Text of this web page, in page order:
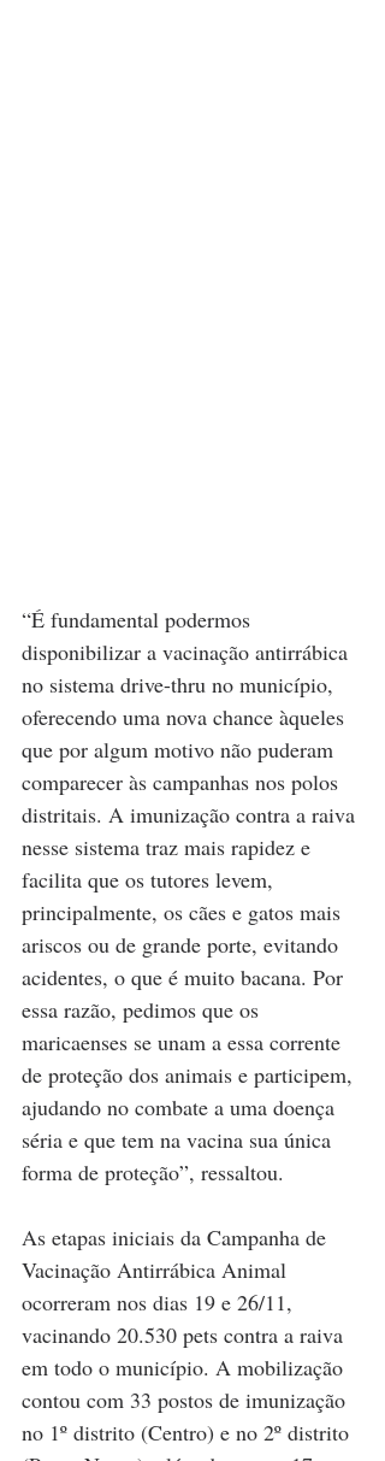
“É fundamental podermos
disponibilizar a vacinação antirrábica
no sistema drive-thru no município,
oferecendo uma nova chance àqueles
que por algum motivo não puderam
comparecer às campanhas nos polos
distritais. A imunização contra a raiva
nesse sistema traz mais rapidez e
facilita que os tutores levem,
principalmente, os cães e gatos mais
ariscos ou de grande porte, evitando
acidentes, o que é muito bacana. Por
essa razão, pedimos que os
maricaenses se unam a essa corrente
de proteção dos animais e participem,
ajudando no combate a uma doença
séria e que tem na vacina sua única
forma de proteção”, ressaltou.
As etapas iniciais da Campanha de
Vacinação Antirrábica Animal
ocorreram nos dias 19 e 26/11,
vacinando 20.530 pets contra a raiva
em todo o município. A mobilização
contou com 33 postos de imunização
no 1º distrito (Centro) e no 2º distrito